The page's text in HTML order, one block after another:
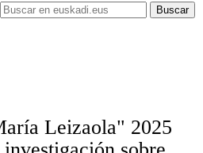
Leizaola" 2025